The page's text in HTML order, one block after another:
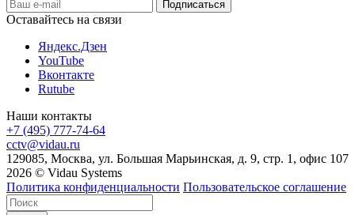
Оставайтесь на связи
Яндекс.Дзен
YouTube
Вконтакте
Rutube
Наши контакты
+7 (495) 777-74-64
cctv@vidau.ru
129085, Москва, ул. Большая Марьинская, д. 9, стр. 1, офис 107
2026 © Vidau Systems
Политика конфиденциальности Пользовательское соглашение